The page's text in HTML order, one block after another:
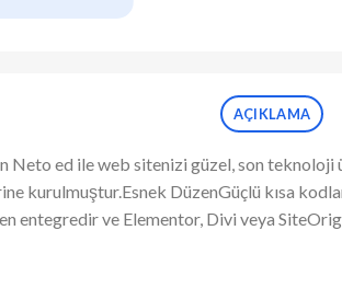
AÇIKLAMA
Neto ed ile web sitenizi güzel, son
DüzenGüçlü kısa
entegredir ve Elementor, Divi veya